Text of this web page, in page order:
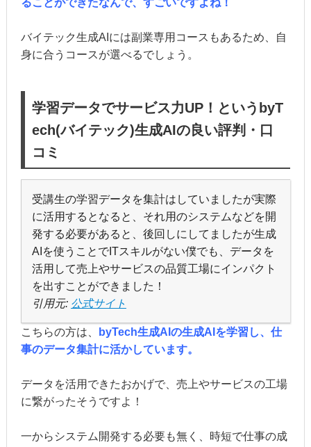
ることができたなんで、すごいですよね！
バイテック生成AIには副業専用コースもあるため、自
身に合うコースが選べるでしょう。
学習データでサービス力UP！というbyT
ech(バイテック)生成AIの良い評判・口
コミ
受講生の学習データを集計はしていましたが実際
に活用するとなると、それ用のシステムなどを開
発する必要があると、後回しにしてましたが生成
AIを使うことでITスキルがない僕でも、データを
活用して売上やサービスの品質工場にインパクト
を出すことができました！
引用元: 公式サイト
こちらの方は、
byTech生成AIの生成AIを学習し、仕
事のデータ集計に活かしています。
データを活用できたおかげで、売上やサービスの工場
に繋がったそうですよ！
一からシステム開発する必要も無く、時短で仕事の成